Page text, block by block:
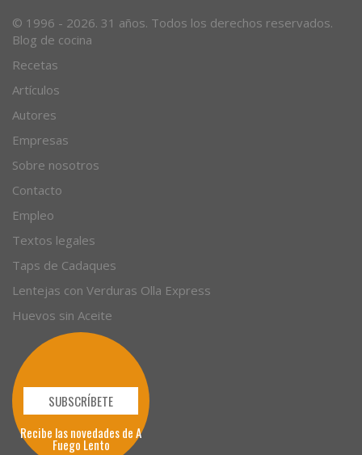
© 1996 - 2026. 31 años. Todos los derechos reservados.
Blog de cocina
Recetas
Artículos
Autores
Empresas
Sobre nosotros
Contacto
Empleo
Textos legales
Taps de Cadaques
Lentejas con Verduras Olla Express
Huevos sin Aceite
SUBSCRÍBETE
Recibe las novedades de A
Fuego Lento